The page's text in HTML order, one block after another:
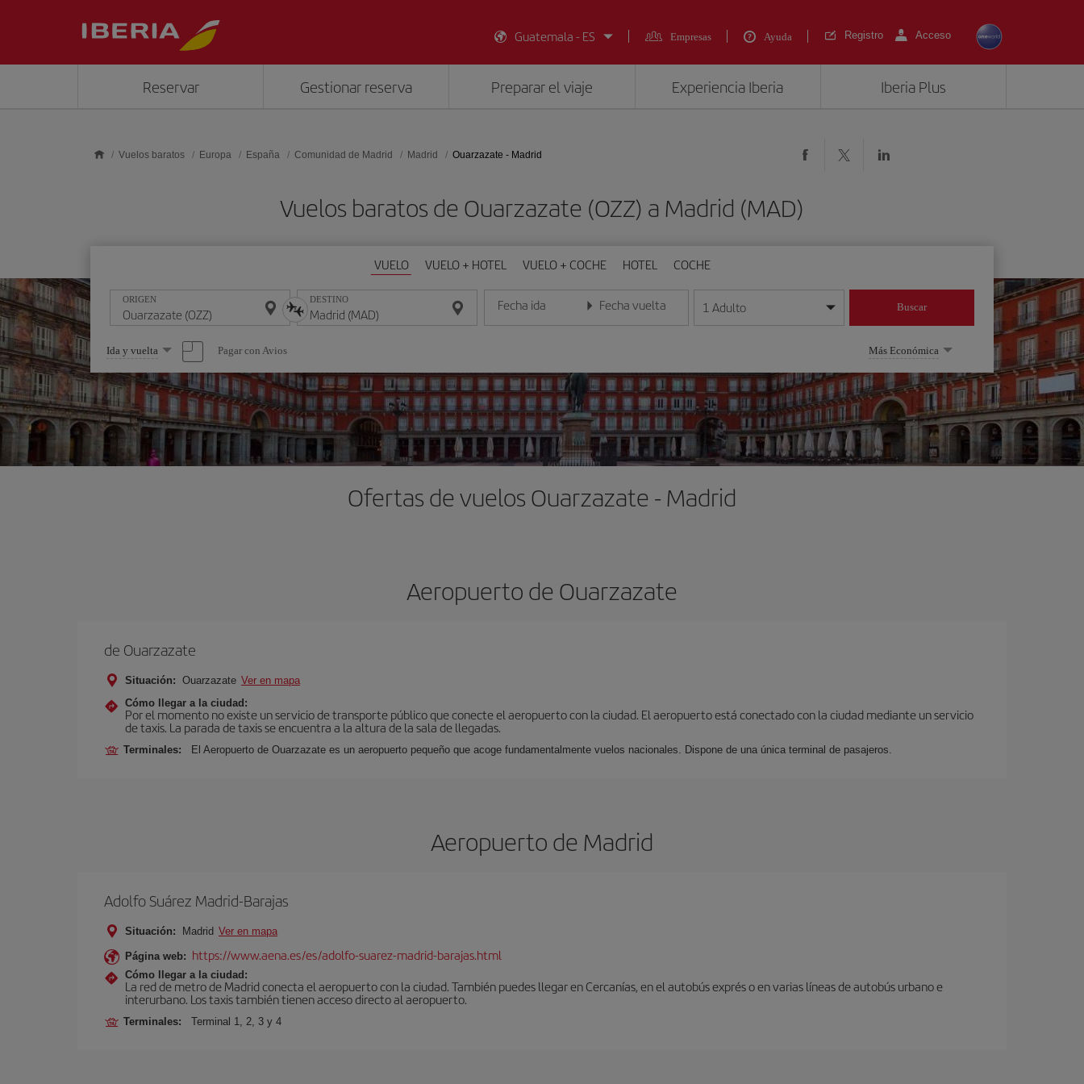
Guatemala - ES
Empresas Ayuda Registro Acceso
Reservar Gestionar reserva Preparar el viaje Experiencia Iberia Iberia Plus
Vuelos baratos Europa España Comunidad de Madrid Madrid Ouarzazate - Madrid
Vuelos baratos de Ouarzazate (OZZ) a Madrid (MAD)
VUELO VUELO + HOTEL VUELO + COCHE HOTEL COCHE
ORIGEN DESTINO Fecha ida
Introduce la fecha en formato día/mes/año
Fecha vuelta
Introduce la fecha en formato día/mes/año
1 Adulto Buscar
Seleccione
una
opción
Ida y vuelta Pagar con Avios Más Económica
Ofertas de vuelos Ouarzazate - Madrid
Aeropuerto de Ouarzazate
de Ouarzazate
Situación: Ouarzazate Ver en mapa
Cómo llegar a la ciudad:
Por el momento no existe un servicio de transporte público que conecte el aeropuerto con la ciudad. El aeropuerto está conectado con la ciudad mediante un servicio
de taxis. La parada de taxis se encuentra a la altura de la sala de llegadas.
Terminales: El Aeropuerto de Ouarzazate es un aeropuerto pequeño que acoge fundamentalmente vuelos nacionales. Dispone de una única terminal de pasajeros.
Aeropuerto de Madrid
Adolfo Suárez Madrid-Barajas
Situación: Madrid Ver en mapa
Página web: https://www.aena.es/es/adolfo-suarez-madrid-barajas.html
Cómo llegar a la ciudad:
La red de metro de Madrid conecta el aeropuerto con la ciudad. También puedes llegar en Cercanías, en el autobús exprés o en varias líneas de autobús urbano e
interurbano. Los taxis también tienen acceso directo al aeropuerto.
Terminales: Terminal 1, 2, 3 y 4